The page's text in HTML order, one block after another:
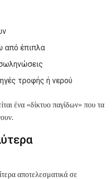
από έπιπλα
τροφής ή νερού
ένα «δίκτυο παγίδων» που τα
αποτελεσματικά σε